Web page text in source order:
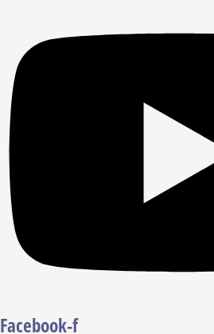
Facebook-f